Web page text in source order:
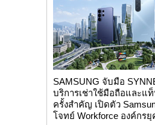
SAMSUNG จับมือ
บริการเช่าใช้มือถือและแ
ครั้งสำคัญ เปิดตัว
โจทย์ Workforce องค์กรยุ